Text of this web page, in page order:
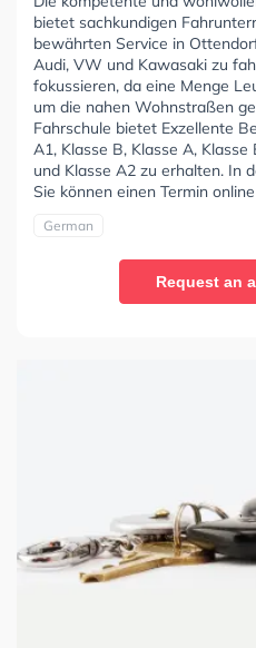
bietet sachkundigen
bewährten Service in
Audi, VW und Kawasaki zu
fokussieren, da eine Menge
um die nahen Wohnstraßen
Fahrschule bietet Exzellente
A1, Klasse B, Klasse A, Klasse
und Klasse A2 zu erhalten. In
Sie können einen Termin
German
Request an